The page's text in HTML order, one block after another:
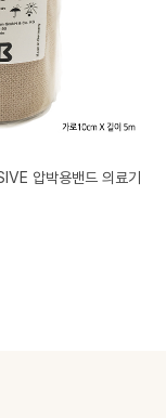
압박용밴드 의료기